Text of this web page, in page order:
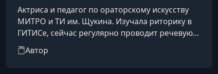
Актриса и педагог по ораторскому искусству
МИТРО и ТИ им. Щукина. Изучала риторику в
ГИТИСе, сейчас регулярно проводит речевую
супервизию с коллегами. Кроме того, делюсь
упражнениями по развитию дикции в блоге.
Автор